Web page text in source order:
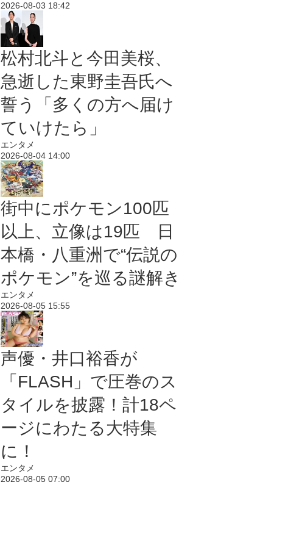
2026-08-03 18:42
松村北斗と今田美桜、
急逝した東野圭吾氏へ
誓う「多くの方へ届け
ていけたら」
エンタメ
2026-08-04 14:00
街中にポケモン100匹
以上、立像は19匹 日
本橋・八重洲で“伝説の
ポケモン”を巡る謎解き
エンタメ
2026-08-05 15:55
声優・井口裕香が
「FLASH」で圧巻のス
タイルを披露！計18ペ
ージにわたる大特集
に！
エンタメ
2026-08-05 07:00